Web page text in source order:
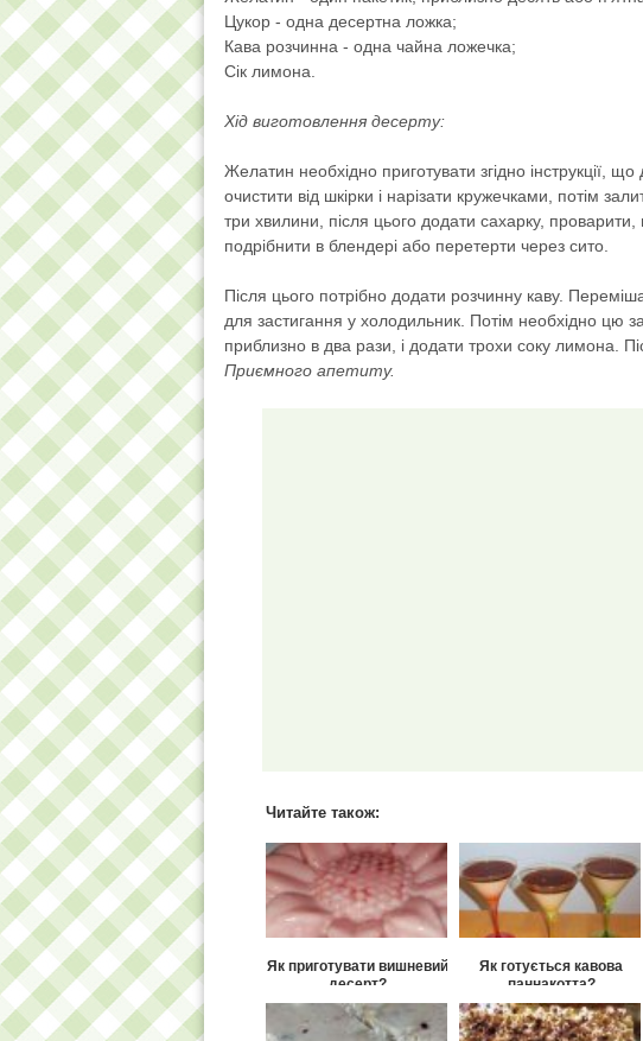
Цукор - одна десертна ложка;
Кава розчинна - одна чайна ложечка;
Сік лимона.
Хід виготовлення десерту:
Желатин необхідно приготувати згідно інструкції,
очистити від шкірки і нарізати кружечками, потім
три хвилини, після цього додати сахарку,
подрібнити в блендері або перетерти через сито.
Після цього потрібно додати розчинну каву.
для застигання у холодильник. Потім необхідно цю
приблизно в два рази, і додати трохи соку лимона.
Приємного апетиту.
Читайте також:
Як приготувати вишневий
десерт?
Як готується кавова
паннакотта?